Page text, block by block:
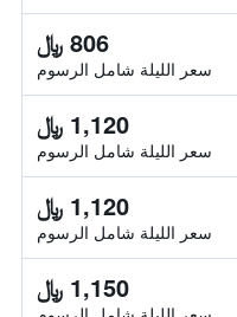
806 ﷼
سعر الليلة شامل الرسوم
1,120 ﷼
سعر الليلة شامل الرسوم
1,120 ﷼
سعر الليلة شامل الرسوم
1,150 ﷼